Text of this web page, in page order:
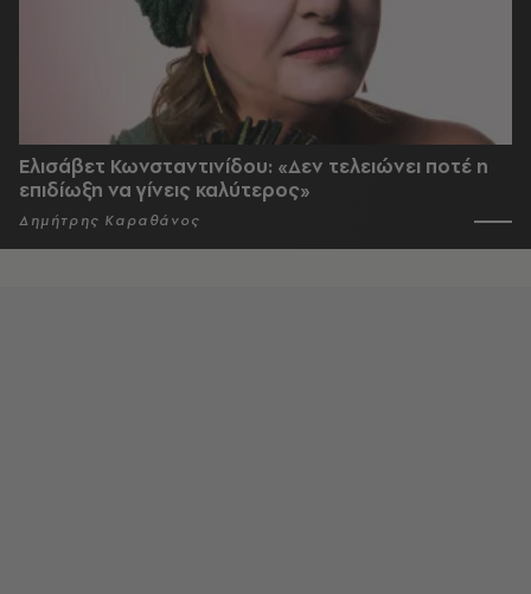
Ελισάβετ Κωνσταντινίδου: «Δεν τελειώνει ποτέ η
επιδίωξη να γίνεις καλύτερος»
Δημήτρης Καραθάνος